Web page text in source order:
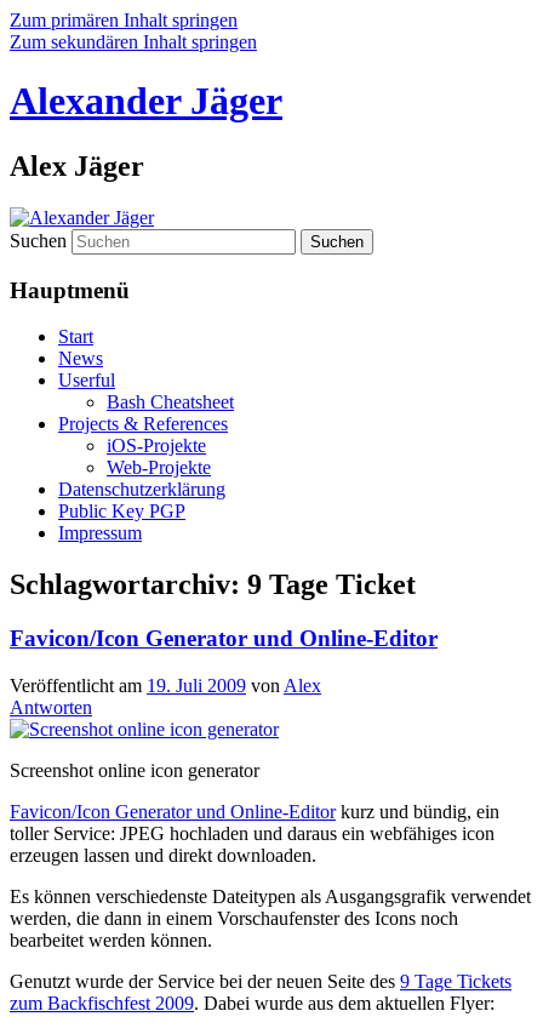
Zum primären Inhalt springen
Zum sekundären Inhalt springen
Alexander Jäger
Alex Jäger
Suchen
Hauptmenü
Start
News
Userful
Bash Cheatsheet
Projects & References
iOS-Projekte
Web-Projekte
Datenschutzerklärung
Public Key PGP
Impressum
Schlagwortarchiv: 9 Tage Ticket
Favicon/Icon Generator und Online-Editor
Veröffentlicht am 19. Juli 2009 von Alex
Antworten
Screenshot online icon generator
Favicon/Icon Generator und Online-Editorkurz und bündig, ein
toller Service: JPEG hochladen und daraus ein webfähiges icon
erzeugen lassen und direkt downloaden.
Es können verschiedenste Dateitypen als Ausgangsgrafik verwendet
werden, die dann in einem Vorschaufenster des Icons noch
bearbeitet werden können.
Genutzt wurde der Service bei der neuen Seite des 9 Tage Tickets
zum Backfischfest 2009. Dabei wurde aus dem aktuellen Flyer: